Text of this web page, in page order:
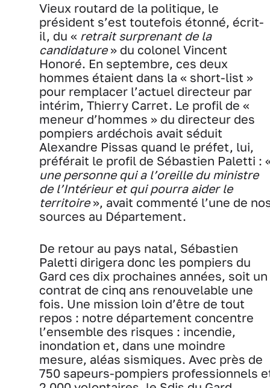
Vieux routard de la politique, le
président s’est toutefois étonné, écrit-
il, du « retrait surprenant de la
candidature » du colonel Vincent
Honoré. En septembre, ces deux
hommes étaient dans la « short-list »
pour remplacer l’actuel directeur par
intérim, Thierry Carret. Le profil de «
meneur d’hommes » du directeur des
pompiers ardéchois avait séduit
Alexandre Pissas quand le préfet, lui,
préférait le profil de Sébastien Paletti :
une personne qui a l’oreille du ministre
de l’Intérieur et qui pourra aider le
territoire », avait commenté l’une de
sources au Département.
De retour au pays natal, Sébastien
Paletti dirigera donc les pompiers du
Gard ces dix prochaines années, soit un
contrat de cinq ans renouvelable une
fois. Une mission loin d’être de tout
repos : notre département concentre
l’ensemble des risques : incendie,
inondation et, dans une moindre
mesure, aléas sismiques. Avec près de
750 sapeurs-pompiers professionnels